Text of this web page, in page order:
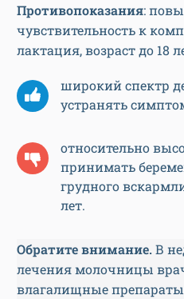
Противопоказания:
чувствительность к
лактация, возраст до 18
широкий спектр
устранять
относительно
принимать
грудного
лет.
Обратите внимание.В
лечения молочницы
влагалищные препараты